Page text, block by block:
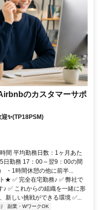
のカスタマーサポ
✨(TP18PSM)
間 平均勤務日数：1ヶ月あた
勤務 17：00～翌9：00の間
・1時間休憩の他に前半...
★ ✅ 完全在宅勤務♪ ✅ 弊社で
♪ ✅ これからの組織を一緒に形
新しい挑戦ができる環境 ✅...
副業・WワークOK